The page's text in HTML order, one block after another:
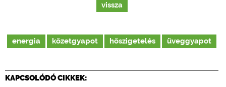
vissza
energia kőzetgyapot hőszigetelés üveggyapot
KAPCSOLÓDÓ CIKKEK: